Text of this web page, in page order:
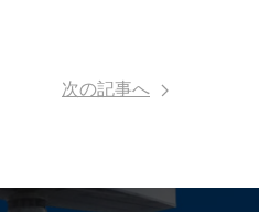
次の記事へ